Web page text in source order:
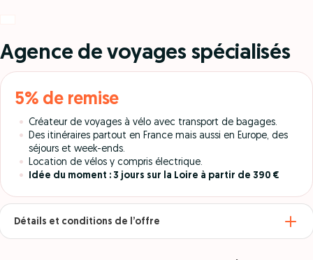
Agence de voyages spécialisés
5% de remise
Créateur de voyages à vélo avec transport de bagages.
Des itinéraires partout en France mais aussi en Europe, des
séjours et week-ends.
Location de vélos y compris électrique.
Idée du moment : 3 jours sur la Loire à partir de 390 €
Détails et conditions de l’offre